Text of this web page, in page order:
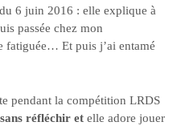
6 juin 2016 : elle explique à
passée chez mon
fatiguée… Et puis j’ai entamé
pendant la compétition LRDS
réfléchir et elle adore jouer